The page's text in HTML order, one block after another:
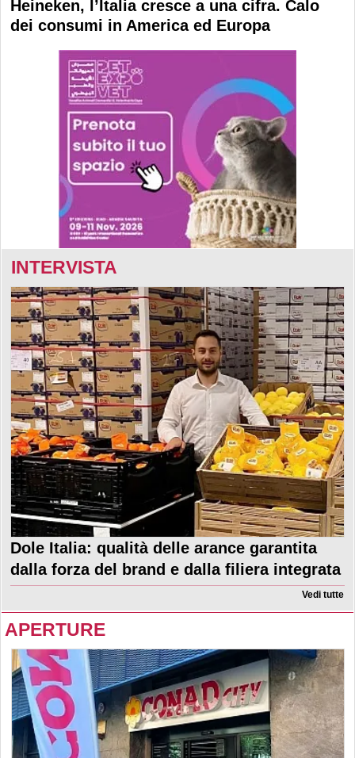
Heineken, l’Italia cresce a una cifra. Calo
dei consumi in America ed Europa
INTERVISTA
Dole Italia: qualità delle arance garantita
dalla forza del brand e dalla filiera integrata
Vedi tutte
APERTURE